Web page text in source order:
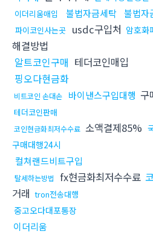
이더리움매입 불법자금세탁 불법자
파이코인사는곳 usdc구입처 암호화
해결방법
알트코인구매 테더코인매입
핑오다현금화
비트코인 손대손 바이낸스구입대행 구
테더코인판매
코인현금화최저수수료 소액결제85%
구매대행24시
컬쳐랜드비트구입
탈세하는방법 fx현금화최저수수료
거래 tron전송대행
중고오다대포통장
이더리움